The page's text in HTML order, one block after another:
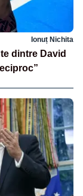
Ionuț Nichita
dintre David